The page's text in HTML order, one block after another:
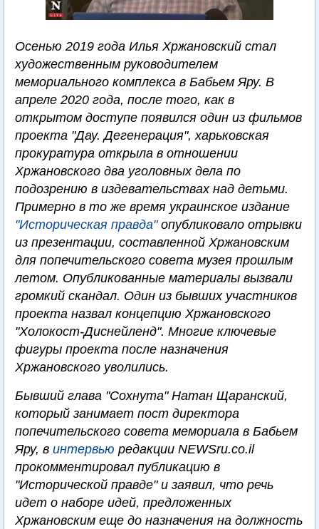
Осенью 2019 года Илья Хржановский стал
художественным руководителем
мемориального комплекса в Бабьем Яру. В
апреле 2020 года, после того, как в
открытом доступе появился один из фильмов
проекта "Дау. Дегенерация", харьковская
прокуратура открыла в отношении
Хржановского два уголовных дела по
подозрению в издевательствах над детьми.
Примерно в то же время украинское издание
"Историческая правда"опубликовало отрывки
из презентации, составленной Хржановским
для попечительского совета музея прошлым
летом. Опубликованные материалы вызвали
громкий скандал. Один из бывших участников
проекта назвал концепцию Хржановского
"Холокост-Диснейленд". Многие ключевые
фигуры проекта после назначения
Хржановского уволились.
Бывший глава "Сохнута" Натан Щаранский,
который занимает пост директора
попечительского совета мемориала в Бабьем
Яру, в интервью редакции NEWSru.co.il
прокомментировал публикацию в
"Исторической правде" и заявил, что речь
идет о наборе идей, предложенных
Хржановским еще до назначения на должность